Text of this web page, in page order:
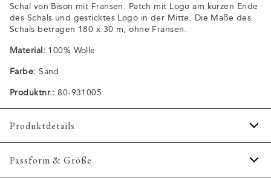
Schal von Bison mit Fransen. Patch mit Logo am kurzen Ende
des Schals und gesticktes Logo in der Mitte. Die Maße des
Schals betragen 180 x 30 m, ohne Fransen.
Material:100% Wolle
Farbe: Sand
Produktnr.: 80-931005
Produktdetails
Aus 100% Wolle.
Passform & Größe